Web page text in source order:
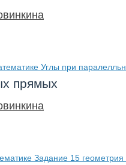
прямых